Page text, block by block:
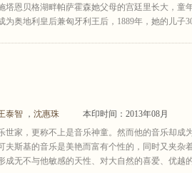
塔恩贝格湖畔帕萨霍森她父母的宫廷里长大，童
为奥地利皇后兼匈牙利王后，1889年，她的儿子
泰智 ， 沈惠珠
本印时间：2013年08月
世家，更称不上是音乐神童。然而他的音乐却成
夫斯基的音乐是美艳而富有个性的，同时又夹杂
成无不与他敏感的天性、对大自然的喜爱、优越